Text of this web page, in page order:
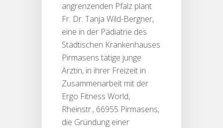
angrenzenden Pfalz plant
Fr. Dr. Tanja Wild-Bergner,
eine in der Pädiatrie des
Städtischen Krankenhauses
Pirmasens tätige junge
Ärztin, in ihrer Freizeit in
Zusammenarbeit mit der
Ergo Fitness World,
Rheinstr., 66955 Pirmasens,
die Gründung einer